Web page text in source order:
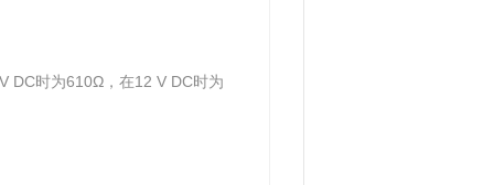
DC时为610Ω，在12 V DC时为